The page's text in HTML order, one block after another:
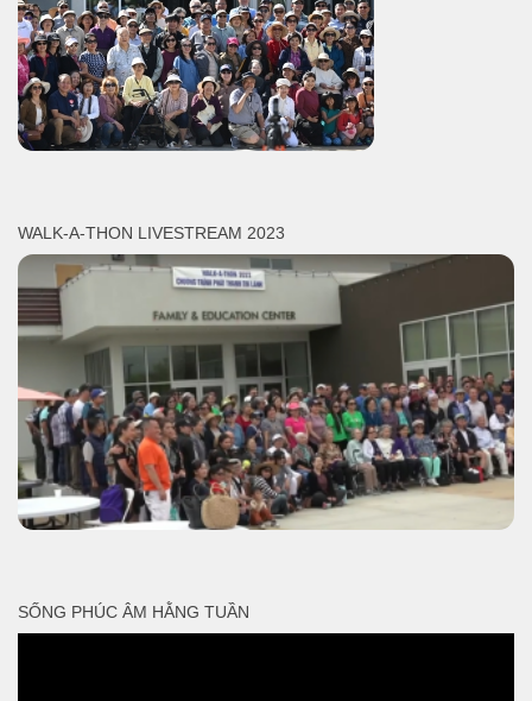
WALK-A-THON LIVESTREAM 2023
SỐNG PHÚC ÂM HẰNG TUẦN